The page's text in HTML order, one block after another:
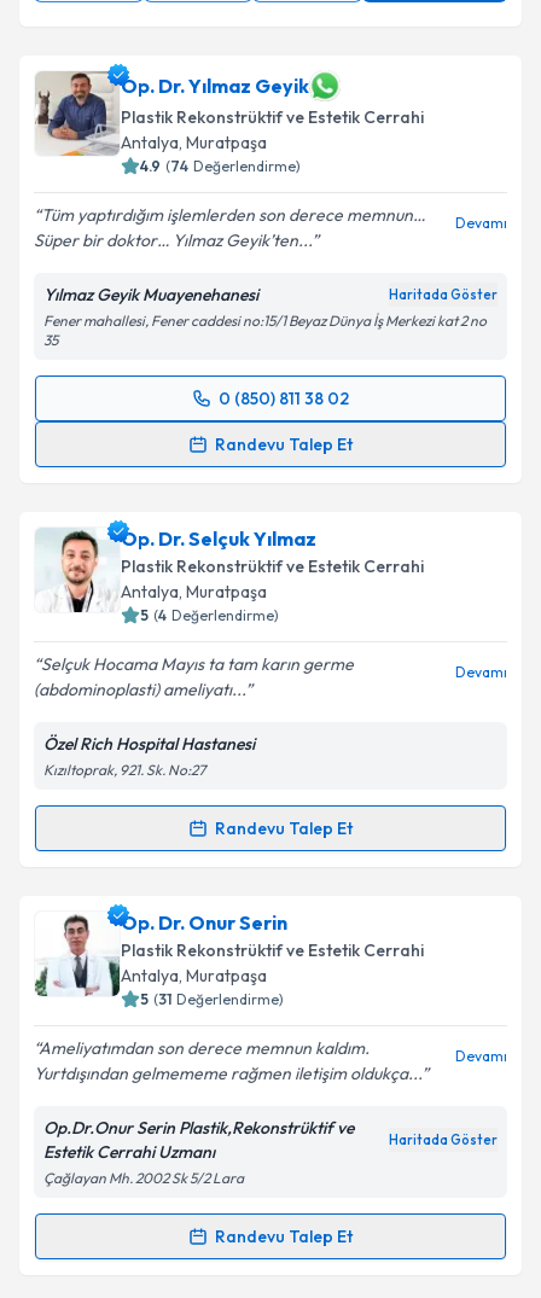
Op. Dr. Yılmaz Geyik
Plastik Rekonstrüktif ve Estetik Cerrahi
Antalya, Muratpaşa
4.9 (74 Değerlendirme)
Tüm yaptırdığım işlemlerden son derece memnun…
Süper bir doktor… Yılmaz Geyik’ten...
Devamı
Yılmaz Geyik Muayenehanesi Haritada Göster
Fener mahallesi, Fener caddesi no:15/1 Beyaz Dünya İş Merkezi kat 2 no
35
0 (850) 811 38 02
Randevu Talep Et
Randevu Takvimi Talebi
takvim hazırlandığında e-posta ile bilgilendireceğiz.
E-posta Adresiniz
Kişisel verilerimin işlenmesine ilişkin
kapsamda işlenmesini kabul ediyorum.
Takvim Talebini Gönder
Op. Dr. Selçuk Yılmaz
Plastik Rekonstrüktif ve Estetik Cerrahi
Antalya, Muratpaşa
5 (4 Değerlendirme)
Selçuk Hocama Mayıs ta tam karın germe
(abdominoplasti) ameliyatı...
Devamı
Özel Rich Hospital Hastanesi
Kızıltoprak, 921. Sk. No:27
Randevu Talep Et
Randevu Takvimi Talebi
Op. Dr. Selçuk Yılmaziçin randevu takvimi talebi
oluşturun. Size bu uzmandan randevu almanız için bir
takvim hazırlandığında e-posta ile bilgilendireceğiz.
Kişisel verilerimin işlenmesine ilişkin
Aydınlatma
Metni'ni okudum ve kişisel verilerimin belirtilen
kapsamda işlenmesini kabul ediyorum.
Takvim Talebini Gönder
Op. Dr. Onur Serin
Plastik Rekonstrüktif ve Estetik Cerrahi
Antalya, Muratpaşa
5 (31 Değerlendirme)
Ameliyatımdan son derece memnun kaldım.
Yurtdışından gelmememe rağmen iletişim oldukça...
Devamı
Op.Dr.Onur Serin Plastik,Rekonstrüktif ve
Estetik Cerrahi Uzmanı
Haritada Göster
Çağlayan Mh. 2002 Sk 5/2 Lara
Randevu Talep Et
Randevu Takvimi Talebi